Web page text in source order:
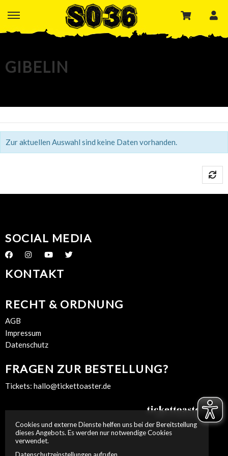
GIBELIN
Zur aktuellen Auswahl sind keine Daten vorhanden.
SOCIAL MEDIA
KONTAKT
RECHT & ORDNUNG
AGB
Impressum
Datenschutz
FRAGEN ZUR BESTELLUNG?
Tickets: hallo@tickettoaster.de
Cookies und externe Dienste helfen uns bei der Bereitstellung
dieses Angebots. Es werden nur notwendige Cookies
verwendet.
Datenschutzeinstellungen aufrufen